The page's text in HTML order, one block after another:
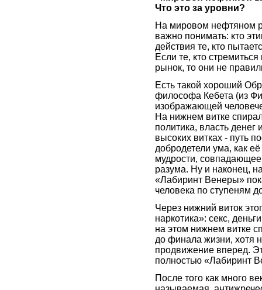
Что это за уровни?
На мировом нефтяном
важно понимать: кто
действия те, кто
Если те, кто
рынок, то они не
Есть такой хороший
философа Кебета (из
изображающей
На нижнем витке
политика, власть
высоких витках - путь
добродетели ума, как
мудрости,
разума. Ну и наконец,
«Лабиринт Венеры»
человека по ступеням
Через нижний виток
наркотика»: секс,
на этом нижнем витке
до финала жизни, хотя
продвижение вперед.
полностью «Лабиринт
После того как много